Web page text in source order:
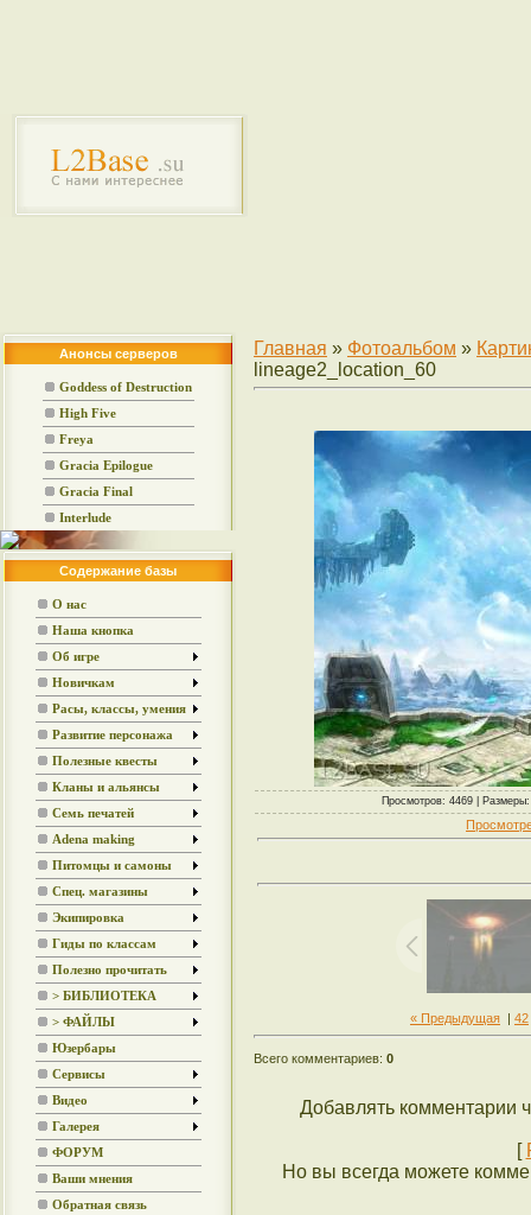
Анонсы серверов
Goddess of Destruction
High Five
Freya
Gracia Epilogue
Gracia Final
Interlude
Содержание базы
О нас
Наша кнопка
Об игре
Новичкам
Расы, классы, умения
Развитие персонажа
Полезные квесты
Кланы и альянсы
Семь печатей
Adena making
Питомцы и самоны
Спец. магазины
Экипировка
Гиды по классам
Полезно прочитать
> БИБЛИОТЕКА
> ФАЙЛЫ
Юзербары
Сервисы
Видео
Галерея
ФОРУМ
Ваши мнения
Обратная связь
Главная » Фотоальбом »
lineage2_location_60
Просмотров: 4469 |
« Предыдущая | 42
Всего комментариев: 0
Добавлять комментарии
[
Но вы всегда можете